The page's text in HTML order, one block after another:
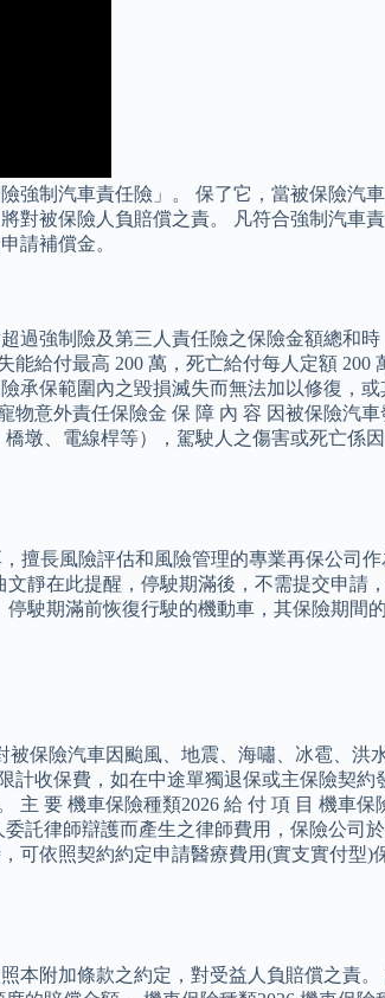
強制汽車責任險」。 保了它，當被保險汽
對被保險人負賠償之責。 凡符合強制汽車
請補償金。
過強制險及第三人責任險之保險金額總和
給付最高 200 萬，死亡給付每人定額 200
承保範圍內之毀損滅失而無法加以修復，或
意外責任保險金 保 障 內 容 因被保險汽
墩、電線桿等），駕駛人之傷害或死亡係因
擅長風險評估和風險管理的專業再保公司
靜在此提醒，停駛期滿後，不需提交申請
駛期滿前恢復行駛的機動車，其保險期間
保險汽車因颱風、地震、海嘯、冰雹、洪
收保費，如在中途單獨退保或主保險契約
要 機車保險種類2026 給 付 項 目 機車保
託律師辯護而產生之律師費用，保險公司
可依照契約約定申請醫療費用(實支實付型)
本附加條款之約定，對受益人負賠償之責